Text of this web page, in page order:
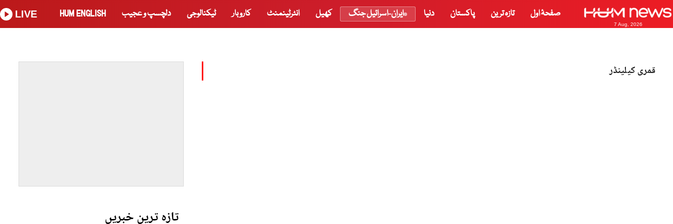
7 Aug, 2026
صفحۂ اول تازہ ترین پاکستان دنیا ایران-اسرائیل جنگ کھیل انٹرٹینمنٹ کاروبار ٹیکنالوجی دلچسپ و عجیب HUM ENGLISH
LIVE
قمری کیلینڈر
تازہ ترین خبریں